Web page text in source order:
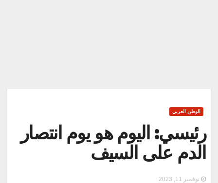
الوطن العربي
رئيسي: اليوم هو يوم انتصار
الدم على السيف
نوفمبر 11, 2023